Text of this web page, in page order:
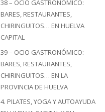
38 – OCIO GASTRONÓMICO:
BARES, RESTAURANTES,
CHIRINGUITOS… EN HUELVA
CAPITAL
39 – OCIO GASTRONÓMICO:
BARES, RESTAURANTES,
CHIRINGUITOS… EN LA
PROVINCIA DE HUELVA
4. PILATES, YOGA Y AUTOAYUDA